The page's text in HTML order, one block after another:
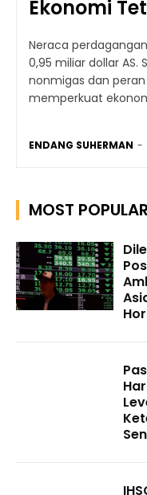
Ekonomi
Neraca
0,95 miliar dollar AS.
nonmigas dan
memperkuat ekonomi.
ENDANG SUHERMAN -
MOST POPULAR